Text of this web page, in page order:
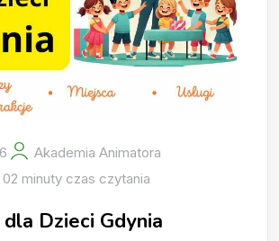
Akademia Animatora
02 minuty czas czytania
Dzieci Gdynia